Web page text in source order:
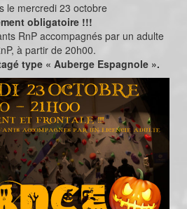
le mercredi 23 octobre
obligatoire !!!
RnP accompagnés par un adulte
à partir de 20h00.
type « Auberge Espagnole ».